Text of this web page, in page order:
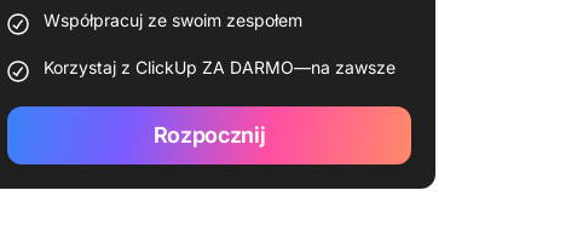
Współpracuj ze swoim zespołem
Korzystaj z ClickUp ZA DARMO—na zawsze
Rozpocznij